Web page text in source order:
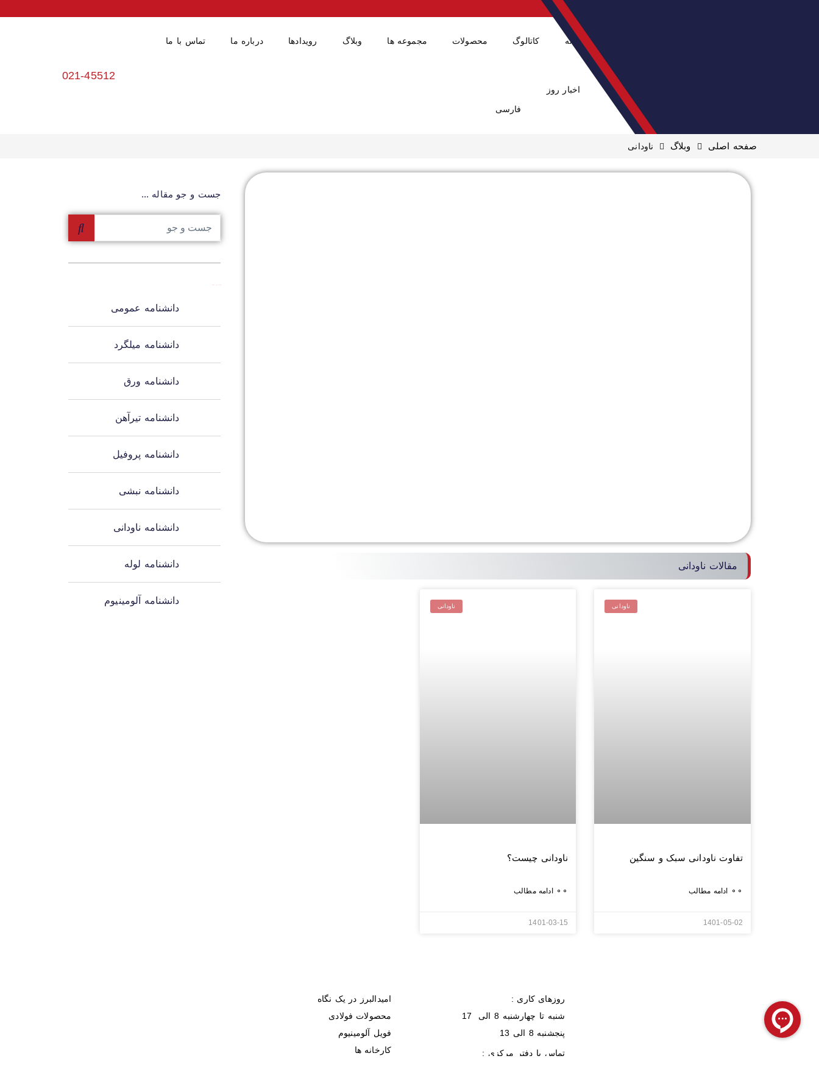
خانه کاتالوگ محصولات مجموعه ها وبلاگ رویدادها درباره ما تماس با ما
اخبار روز
فارسی
021-45512
صفحه اصلی وبلاگ ناودانی
مقالات ناودانی
ناودانی
تفاوت ناودانی سبک و سنگین
⚬⚬ ادامه مطالب
1401-05-02
ناودانی
ناودانی چیست؟
⚬⚬ ادامه مطالب
1401-03-15
جست و جو مقاله ...
دانشنامه عمومی
دانشنامه میلگرد
دانشنامه ورق
دانشنامه تیرآهن
دانشنامه پروفیل
دانشنامه نبشی
دانشنامه ناودانی
دانشنامه لوله
دانشنامه آلومینیوم
روزهای کاری :
شنبه تا چهارشنبه 8 الی 17
پنجشنبه 8 الی 13
تماس با دفتر مرکزی :
امیدالبرز در یک نگاه
محصولات فولادی
فویل آلومینیوم
کارخانه ها